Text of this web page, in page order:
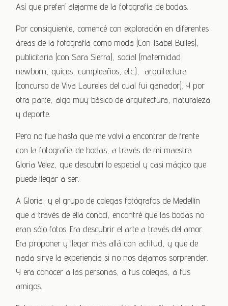
Así que preferí alejarme de la fotografía de bodas.
Por consiguiente, comencé con exploración en diferentes
áreas de la fotografía como moda (Con Isabel Builes),
publicitaria (con Sara Sierra), social (maternidad,
newborn, quices, cumpleaños, etc.), arquitectura
(concurso de Viva Laureles del cual fui ganador). Y por
otra parte, algo muy básico de arquitectura, naturaleza
y deporte.
Pero no fue hasta que me volví a encontrar de frente
con la fotografía de bodas, a través de mi maestra
Gloria Vélez, que descubrí lo especial y casi mágico que
puede llegar a ser.
A Gloria, y el grupo de colegas fotógrafos de Medellín
que a través de ella conocí, encontré que las bodas no
eran sólo fotos. Era descubrir el arte a través del amor.
Era proponer y llegar más allá con actitud, y que de
nada sirve la experiencia si no nos dejamos sorprender.
Y era conocer a las personas, a tus colegas, a tus
amigos.